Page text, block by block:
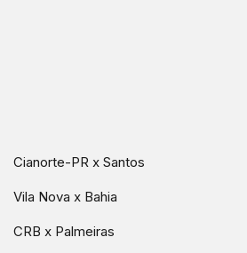
Cianorte-PR x Santos
Vila Nova x Bahia
CRB x Palmeiras